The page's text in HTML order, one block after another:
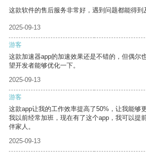
这款软件的售后服务非常好，遇到问题都能得到
2025-09-13
游客
这款加速器app的加速效果还是不错的，但偶尔
望开发者能够优化一下。
2025-09-13
游客
这款app让我的工作效率提高了50%，让我能够
我以前经常加班，现在有了这个app，我可以提
伴家人。
2025-09-13